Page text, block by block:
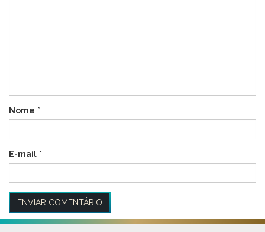
Nome *
E-mail *